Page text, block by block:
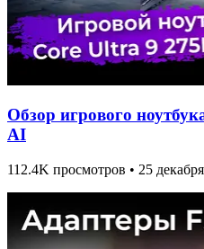
Обзор игрового
AI
112.4K просмотров • 25